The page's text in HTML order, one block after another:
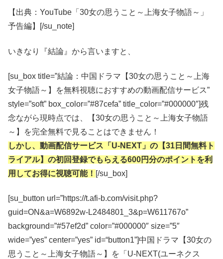
【出典：YouTube「30女の思うこと～上海女子物語～」
予告編】[/su_note]
いきなり『結論』から言いますと、
[su_box title=”結論：中国ドラマ【30女の思うこと～上海
女子物語～】を無料視聴におすすめの動画配信サービス”
style=”soft” box_color=”#87cefa” title_color=”#000000″]残
念ながら現時点では、【30女の思うこと～上海女子物語
～】を完全無料で見ることはできません！
しかし、動画配信サービス「U-NEXT」の【31日間無料ト
ライアル】の初回登録でもらえる600円分のポイントを利
用してお得に視聴可能！ [/su_box]
[su_button url=”https://t.afi-b.com/visit.php?
guid=ON&a=W6892w-L2484801_3&p=W611767o”
background=”#57ef2d” color=”#000000″ size=”5″
wide=”yes” center=”yes” id=“button1”]中国ドラマ【30女の
思うこと～上海女子物語～】を「U-NEXT(ユーネクス